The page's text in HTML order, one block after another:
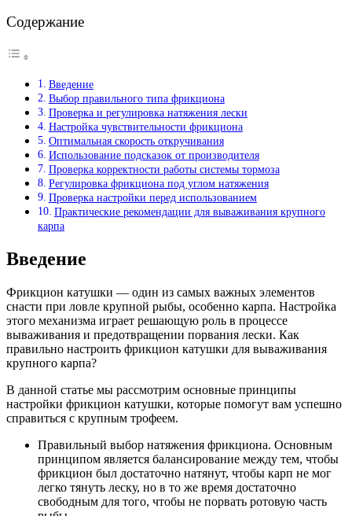
Содержание
Введение
Выбор правильного типа фрикциона
Проверка и регулировка натяжения лески
Настройка чувствительности фрикциона
Оптимальная скорость откручивания
Использование подсказок от производителя
Проверка корректности работы системы тормоза
Регулировка фрикциона под углом натяжения
Проверка настройки перед использованием
Практические рекомендации для вываживания крупного
карпа
Введение
Фрикцион катушки — один из самых важных элементов
снасти при ловле крупной рыбы, особенно карпа. Настройка
этого механизма играет решающую роль в процессе
вываживания и предотвращении порвания лески. Как
правильно настроить фрикцион катушки для вываживания
крупного карпа?
В данной статье мы рассмотрим основные принципы
настройки фрикцион катушки, которые помогут вам успешно
справиться с крупным трофеем.
Правильный выбор натяжения фрикциона. Основным
принципом является балансирование между тем, чтобы
фрикцион был достаточно натянут, чтобы карп не мог
легко тянуть леску, но в то же время достаточно
свободным для того, чтобы не порвать ротовую часть